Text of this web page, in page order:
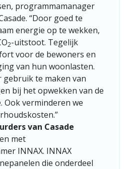
programmamanager
“Door goed te
energie op te wekken,
2-uitstoot. Tegelijk
voor de bewoners en
van hun woonlasten.
gebruik te maken van
bij het opwekken van de
Ook verminderen we
van Casade
met
INNAX. INNAX
die onderdeel